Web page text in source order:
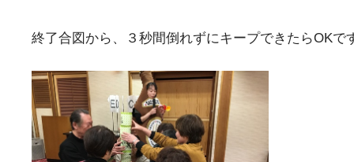
終了合図から、３秒間倒れずにキープできたらOKで